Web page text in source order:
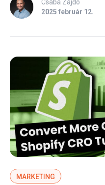
Csaba Zajdo
2025 február 12.
MARKETING